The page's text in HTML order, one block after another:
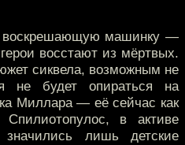
воскрешающую машинку —
восстают из мёртвых.
сиквела, возможным не
не будет опираться на
Миллара — её сейчас как
в активе
лишь детские